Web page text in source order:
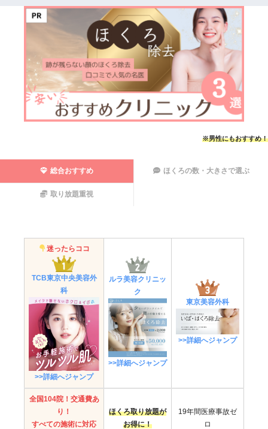
※男性にもおすすめ！
総合おすすめ ほくろの数・大きさで選ぶ
取り放題重視
迷ったらココ
TCB東京中央美容外
科
>>詳細へジャンプ
ルラ美容クリニッ
ク
>>詳細へジャンプ
東京美容外科
>>詳細へジャンプ
全国104院！交通費あ
り！
すべての施術に対応
ほくろ取り放題が
お得に！
19年間医療事故ゼ
ロ